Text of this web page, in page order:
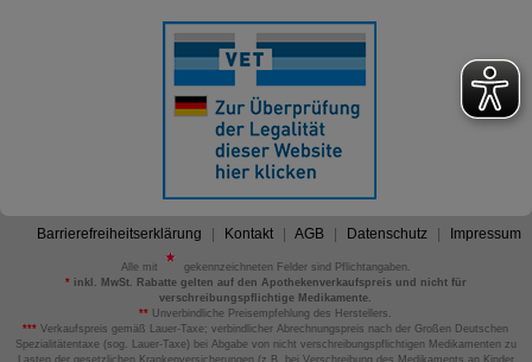
Barrierefreiheitserklärung Kontakt AGB Datenschutz Impressum
Alle mit
gekennzeichneten Felder sind Pflichtangaben.
*inkl. MwSt. Rabatte gelten auf den Apothekenverkaufspreis und nicht für
verschreibungspflichtige Medikamente.
** Unverbindliche Preisempfehlung des Herstellers.
*** Verkaufspreis gemäß Lauer-Taxe; verbindlicher Abrechnungspreis nach der Großen Deutschen
Spezialitätentaxe (sog. Lauer-Taxe) bei Abgabe von nicht verschreibungspflichtigen Medikamenten zu
Lasten der gesetzlichen Krankenversicherungen (z.B. bei Verschreibung des Medikaments an Kinder